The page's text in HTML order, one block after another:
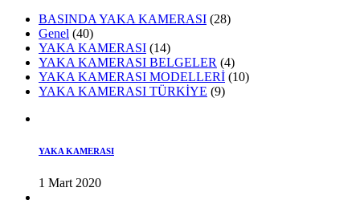
BASINDA YAKA KAMERASI (28)
Genel (40)
YAKA KAMERASI (14)
YAKA KAMERASI BELGELER (4)
YAKA KAMERASI MODELLERİ (10)
YAKA KAMERASI TÜRKİYE (9)
YAKA KAMERASI
1 Mart 2020